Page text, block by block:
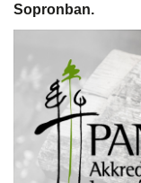
Sopronban.